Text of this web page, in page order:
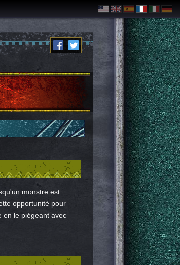
monstre est
opportunité pour
en le piégeant avec